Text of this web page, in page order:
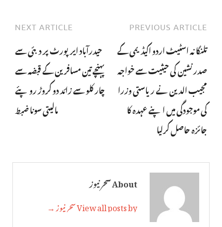
PREVIOUS ARTICLE
تلنگانہ اسٹیٹ اردو اکیڈیمی کے
صدرنشین کی حیثیت سے خواجہ
مجیب الدین نے ریاستی وزرا
کی موجودگی میں اپنے عہدہ کا
جائزہ حاصل کرلیا
NEXT ARTICLE
حیدرآباد ایرپورٹ پر دبئی سے
پہنچے تین مسافرین کے قبضہ سے
چار کلو سے زائد دو کروڑ روپئے
مالیتی سونا ضبط
About سحر نیوز
View all posts by سحر نیوز →